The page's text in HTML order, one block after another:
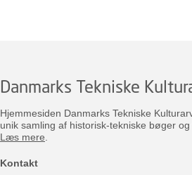
Danmarks Tekniske
Hjemmesiden Danmarks Tekniske
unik samling af historisk-tekniske bøger
Læs mere
Kontakt